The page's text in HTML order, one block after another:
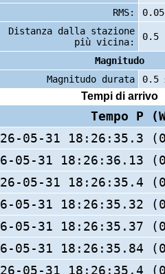
RMS:
Distanza dalla stazione
più vicina:
0.5
Magnitudo
Magnitudo durata
0.5
Tempi di arrivo
Tempo P
05-31 18:26:35.3
05-31 18:26:36.13
05-31 18:26:35.4
05-31 18:26:35.32
05-31 18:26:35.37
05-31 18:26:35.84
05-31 18:26:35.4